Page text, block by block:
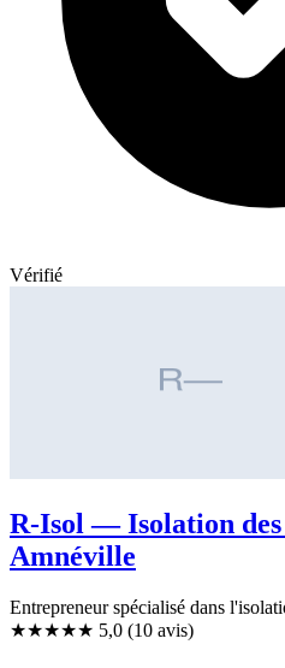
Vérifié
R-Isol — Isolation des
Amnéville
Entrepreneur spécialisé dans
★★★★★ 5,0 (10 avis)